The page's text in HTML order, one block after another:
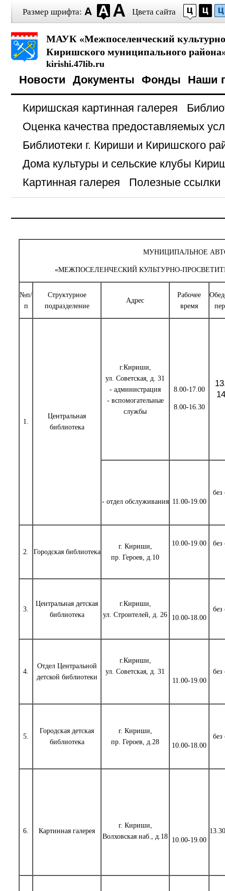
Размер шрифта: Цвета сайта
МАУК «Межпоселенческий
Киришского муниципального
kirishi.47lib.ru
Новости Документы Фонды Наши
Киришская картинная галерея
Оценка качества предоставляемых
Библиотеки г. Кириши и Киришского
Дома культуры и сельские клубы
Картинная галерея
Полезные ссылки
МУНИЦИПАЛЬНОЕ
«МЕЖПОСЕЛЕНЧЕСКИЙ КУЛЬТУРНО-
№п/
п
Структурное
подразделение
Адрес
Рабочее
время
1.
Центральная
библиотека
г.Кириши,
ул. Советская, д. 31
- администрация
- вспомогательные
службы
8.00-17.00
8.00-16.30
- отдел обслуживания 11.00-19.00
без
2. Городская библиотека
г. Кириши,
пр. Героев, д.10
10.00-19.00 без
3.
Центральная детская
библиотека
г.Кириши,
ул. Строителей, д. 26
10.00-18.00
без
4.
Отдел Центральной
детской библиотеки
г.Кириши,
ул. Советская, д. 31
11.00-19.00
без
5.
Городская детская
библиотека
г. Кириши,
пр. Героев, д.28
10.00-18.00
без
6. Картинная галерея
г. Кириши,
Волховская наб., д.18 10.00-19.00